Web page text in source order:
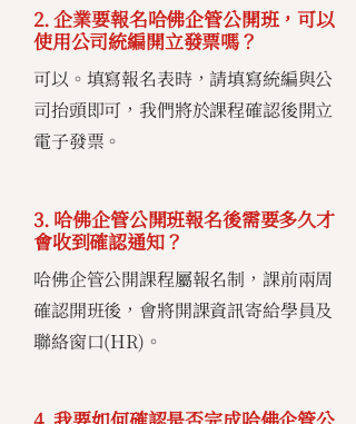
2. 企業要報名哈佛企管公開班，可以
使用公司統編開立發票嗎？
可以。填寫報名表時，請填寫統編與公
司抬頭即可，我們將於課程確認後開立
電子發票。
3. 哈佛企管公開班報名後需要多久才
會收到確認通知？
哈佛企管公開課程屬報名制，課前兩周
確認開班後，會將開課資訊寄給學員及
聯絡窗口(HR)。